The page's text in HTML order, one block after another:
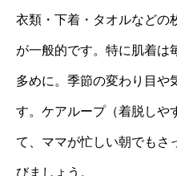
衣類・下着・タオルなどの
が一般的です。特に肌着は
多めに。季節の変わり目や
す。ケアループ（着脱しや
て、ママが忙しい朝でもさ
びましょう。